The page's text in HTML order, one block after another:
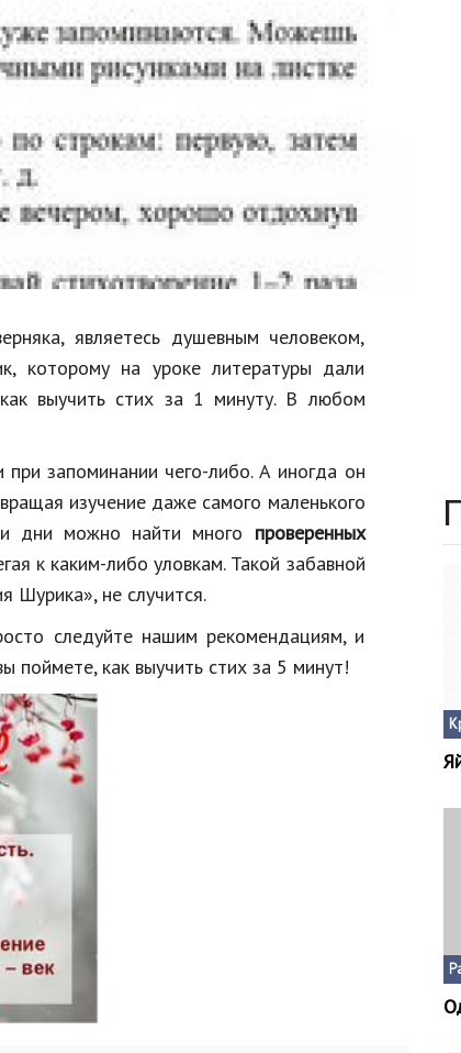
Мода и стиль
Бизнес
Финансы
Юриспруденция
Образование
Наука и
являетесь душевным человеком,
которому на уроке литературы дали
выучить стих за 1 минуту. В любом
запоминании чего-либо. А иногда он
изучение даже самого маленького
дни можно найти много проверенных
к каким-либо уловкам. Такой забавной
Шурика», не случится.
следуйте нашим рекомендациям, и
поймете, как выучить стих за 5 минут!